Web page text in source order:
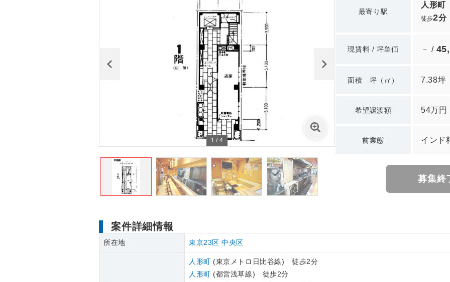
1 / 4
最寄り駅
人形町
徒歩2分
現賃料 / 坪単価 － /
面積 坪（㎡） 7.38坪
希望譲渡額 54万円
前業態 インド
募集終
案件詳細情報
所在地 東京23区 中央区
人形町 (東京メトロ日比谷線) 徒歩2分
人形町 (都営浅草線) 徒歩2分